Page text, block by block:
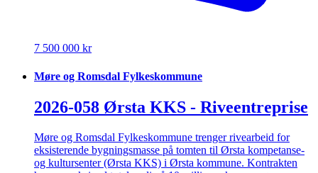
7 500 000 kr
Møre og Romsdal Fylkeskommune
2026-058 Ørsta KKS - Riveentreprise
Møre og Romsdal Fylkeskommune trenger rivearbeid for
eksisterende bygningsmasse på tomten til Ørsta kompetanse-
og kultursenter (Ørsta KKS) i Ørsta kommune. Kontrakten